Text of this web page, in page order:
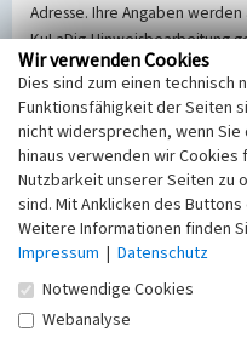
Adresse. Ihre Angaben
KuLaDig-Hinweisbearbeitung
Selbstverständlich werden
Telemediengesetzes, des
dem 25.05.2018 gültigen
(EU-DSGVO) vertraulich
Hinweise zumDatenschutz
Nachricht
Wir verwenden Cookies
Dies sind zum einen technisch
Funktionsfähigkeit der Seiten
nicht widersprechen, wenn
hinaus verwenden wir Cookies
Nutzbarkeit unserer Seiten zu
sind. Mit Anklicken des
Weitere Informationen finden
Impressum | Datenschutz
Notwendige Cookies
Webanalyse